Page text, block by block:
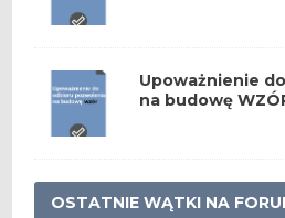
Upoważnienie
na budowę
OSTATNIE WĄTKI NA